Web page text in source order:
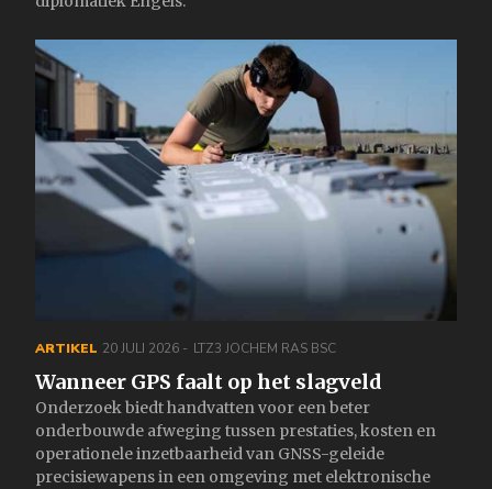
ARTIKEL 20 JULI 2026 LTZ3 JOCHEM RAS BSC
Wanneer GPS faalt op het slagveld
Onderzoek biedt handvatten voor een beter
onderbouwde afweging tussen prestaties, kosten en
operationele inzetbaarheid van GNSS-geleide
precisiewapens in een omgeving met elektronische